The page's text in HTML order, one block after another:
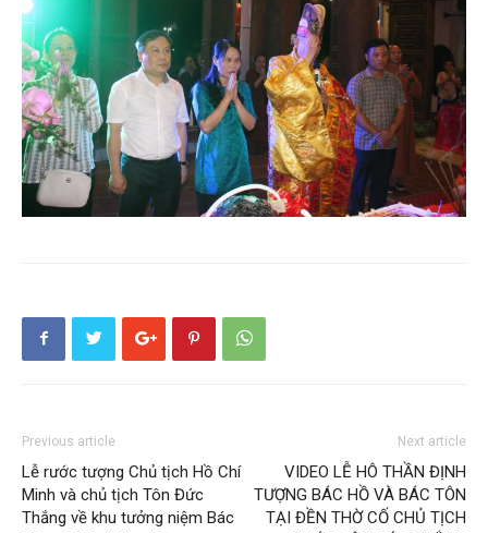
Previous article
Lễ rước tượng Chủ tịch Hồ Chí
Minh và chủ tịch Tôn Đức
Thắng về khu tưởng niệm Bác
Next article
VIDEO LỄ HÔ THẦN ĐỊNH
TƯỢNG BÁC HỒ VÀ BÁC TÔN
TẠI ĐỀN THỜ CỐ CHỦ TỊCH